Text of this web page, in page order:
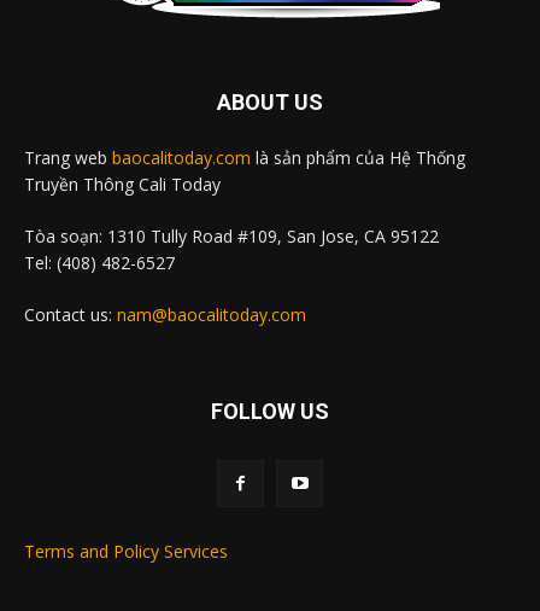
ABOUT US
Trang web baocalitoday.com là sản phẩm của Hệ Thống
Truyền Thông Cali Today
Tòa soạn: 1310 Tully Road #109, San Jose, CA 95122
Tel: (408) 482-6527
Contact us: nam@baocalitoday.com
FOLLOW US
Terms and Policy Services